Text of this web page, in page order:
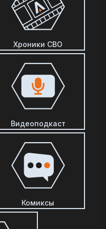
Хроники СВО
Видеоподкаст
Комиксы